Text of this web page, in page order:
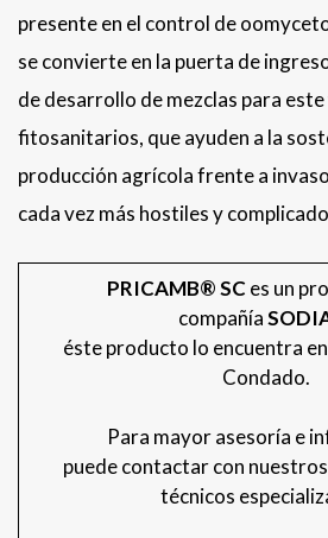
presente en el control de
se convierte en la puerta de
de desarrollo de mezclas para
fitosanitarios, que ayuden a la
producción agrícola frente a
cada vez más hostiles y
PRICAMB® SC es un
compañía
éste producto lo encuentra
Condado.
Para mayor asesoría e
puede contactar con
técnicos